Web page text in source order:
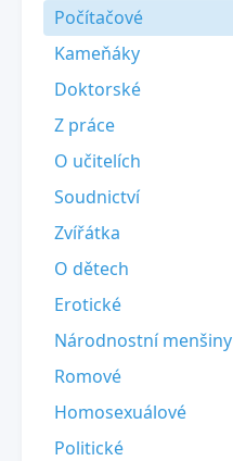
Počítačové
Kameňáky
Doktorské
Z práce
O učitelích
Soudnictví
Zvířátka
O dětech
Erotické
Národnostní menšiny
Romové
Homosexuálové
Politické